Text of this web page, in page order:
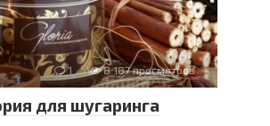
1 8 187 просмотров
для шугаринга